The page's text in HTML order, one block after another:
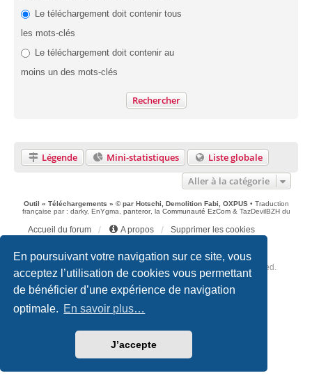
En poursuivant votre navigation sur ce site, vous
acceptez l’utilisation de cookies vous permettant
de bénéficier d’une expérience de navigation
optimale. En savoir plus…
J’accepte
Le téléchargement doit contenir tous
les mots-clés
Le téléchargement doit contenir au
moins un des mots-clés
Légende Mini-statistiques
Liste globale
Aller à la catégorie
Outil « Téléchargements » © par Hotschi, Demolition Fabi, OXPUS• Traduction
française par : darky, EnYgma, panteror, la Communauté EzCom& TazDevilBZH du
Accueil du forum A propos
Supprimer les cookies
Copyright © 2020 - 2026 Forum Makers BZH All rights reserved.
Développé parphpBB® Forum Software © phpBB Limited
Traduction française officielle
we_universal
Optimized by:phpBB SEO
Confidentialité